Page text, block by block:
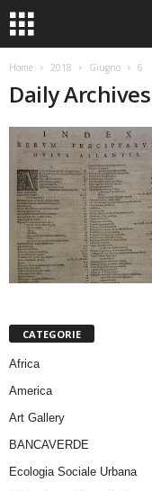
Home 2018 Giugno 6
Daily
CATEGORIE
Africa
America
Art Gallery
BANCAVERDE
Ecologia Sociale Urbana